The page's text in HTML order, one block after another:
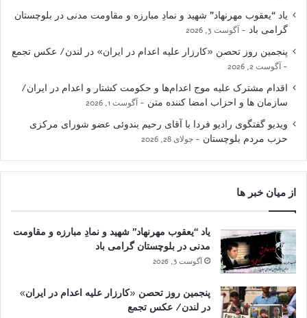
یاد “یعقوب مهرنهاد” شهید و نمادِ مبارزه و مقاومت مدنی در بلوچستان
گرامی باد
آگوست 3, 2026
پنجمین روز تحصن «کارزار علیه اعدام در ایران» در لندن/ عکس تجمع
آگوست 2, 2026
اقدام مشترک علیه موج اعدام‌ها و حکومت کشتار و اعدام در ایران/
سازمان ها و احزاب امضا کننده متن
آگوست 1, 2026
ویدیو گفتگوی رادیو فردا با آقای رحیم بندوئی عضو شورای مرکزی
حزب مردم بلوچستان
جولای 28, 2026
از میان خبر ها
یاد “یعقوب مهرنهاد” شهید و نمادِ مبارزه و مقاومت
مدنی در بلوچستان گرامی باد
آگوست 3, 2026
پنجمین روز تحصن «کارزار علیه اعدام در ایران»
در لندن/ عکس تجمع